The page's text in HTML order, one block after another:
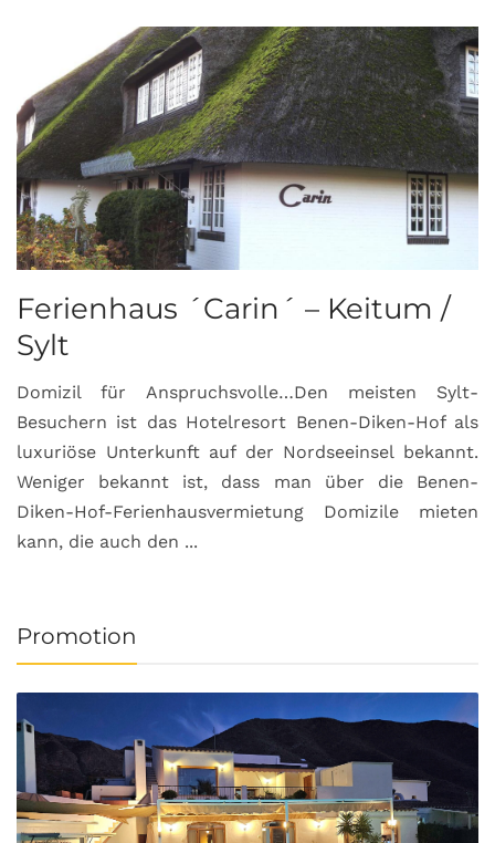
Ferienhaus ´Carin´ – Keitum /
Sylt
Domizil für Anspruchsvolle…Den meisten Sylt-
Besuchern ist das Hotelresort Benen-Diken-Hof als
luxuriöse Unterkunft auf der Nordseeinsel bekannt.
Weniger bekannt ist, dass man über die Benen-
Diken-Hof-Ferienhausvermietung Domizile mieten
kann, die auch den ...
Promotion